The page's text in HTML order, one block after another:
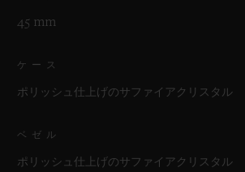
45 mm
ケース
ポリッシュ仕上げのサファイアクリスタル
ベゼル
ポリッシュ仕上げのサファイアクリスタル